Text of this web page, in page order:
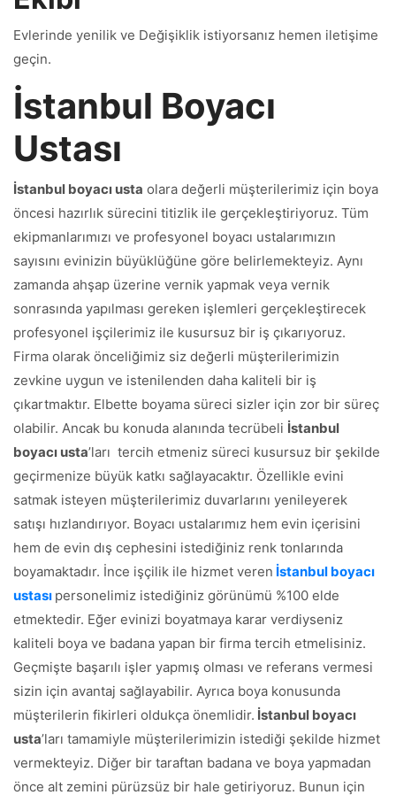
Evlerinde yenilik ve Değişiklik istiyorsanız hemen iletişime
geçin.
İstanbul Boyacı
Ustası
İstanbul boyacı usta olara değerli müşterilerimiz için boya
öncesi hazırlık sürecini titizlik ile gerçekleştiriyoruz. Tüm
ekipmanlarımızı ve profesyonel boyacı ustalarımızın
sayısını evinizin büyüklüğüne göre belirlemekteyiz. Aynı
zamanda ahşap üzerine vernik yapmak veya vernik
sonrasında yapılması gereken işlemleri gerçekleştirecek
profesyonel işçilerimiz ile kusursuz bir iş çıkarıyoruz.
Firma olarak önceliğimiz siz değerli müşterilerimizin
zevkine uygun ve istenilenden daha kaliteli bir iş
çıkartmaktır. Elbette boyama süreci sizler için zor bir süreç
olabilir. Ancak bu konuda alanında tecrübeli İstanbul
boyacı usta’ları tercih etmeniz süreci kusursuz bir şekilde
geçirmenize büyük katkı sağlayacaktır. Özellikle evini
satmak isteyen müşterilerimiz duvarlarını yenileyerek
satışı hızlandırıyor. Boyacı ustalarımız hem evin içerisini
hem de evin dış cephesini istediğiniz renk tonlarında
boyamaktadır. İnce işçilik ile hizmet veren İstanbul boyacı
ustası personelimiz istediğiniz görünümü %100 elde
etmektedir. Eğer evinizi boyatmaya karar verdiyseniz
kaliteli boya ve badana yapan bir firma tercih etmelisiniz.
Geçmişte başarılı işler yapmış olması ve referans vermesi
sizin için avantaj sağlayabilir. Ayrıca boya konusunda
müşterilerin fikirleri oldukça önemlidir. İstanbul boyacı
usta’ları tamamiyle müşterilerimizin istediği şekilde hizmet
vermekteyiz. Diğer bir taraftan badana ve boya yapmadan
önce alt zemini pürüzsüz bir hale getiriyoruz. Bunun için